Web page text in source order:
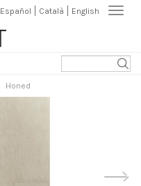
Español Català English
Honed